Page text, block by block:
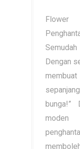
Dengan
bunga!”